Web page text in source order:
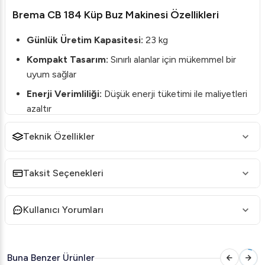
Brema CB 184 Küp Buz Makinesi Özellikleri
Günlük Üretim Kapasitesi: 23 kg
Kompakt Tasarım: Sınırlı alanlar için mükemmel bir
uyum sağlar
Enerji Verimliliği: Düşük enerji tüketimi ile maliyetleri
azaltır
sunar
Yenilikçi Teknoloji:Kesintisiz buz üretimi sağlar
Brema CB 184 Küp Buz Makinesi Teknik Detayları
Model:CB 184
Hazne Kapasitesi:
Teknik Özellikler
Taksit Seçenekleri
Kullanıcı Yorumları
Buna Benzer Ürünler